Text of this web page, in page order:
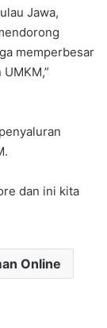
Jawa,
memperbesar
dan ini kita
Online